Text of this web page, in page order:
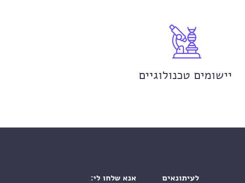
יישומים טכנולוגיים
לעיתונאים אנא שלחו לי: